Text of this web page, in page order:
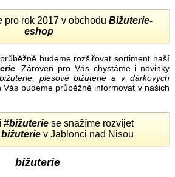
pro rok 2017 v obchoduBižuterie-
eshop
budeme rozšiřovat sortiment naší
. Zároveň pro Vás chystáme i novinky
bižuterie, plesové bižuterie a v dárkových
Vás budeme průběžně informovat v našich
#bižuterie se snažíme rozvíjet
bižuterie v Jablonci nad Nisou
bižuterie